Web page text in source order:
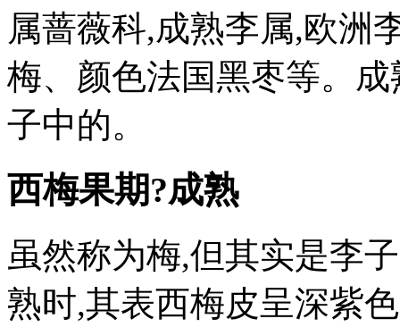
属蔷薇科,成熟李属,欧洲
梅、颜色法国黑枣等。
子中的。
西梅果期?成熟
虽然称为梅,但其实是李
熟时,其表西梅皮呈深紫